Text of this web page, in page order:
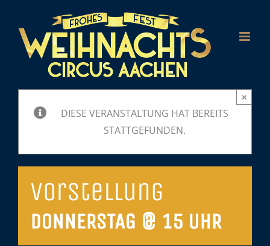
Inhalt
springen
DIESE VERANSTALTUNG HAT BEREITS
STATTGEFUNDEN.
×
Vorstellung
DONNERSTAG @ 15 UHR